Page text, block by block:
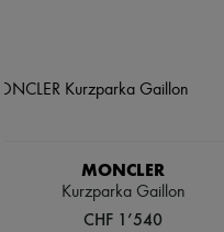
MONCLER
Kurzparka Gaillon
CHF 1’540